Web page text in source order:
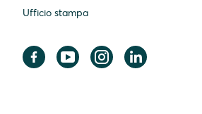
Ufficio stampa